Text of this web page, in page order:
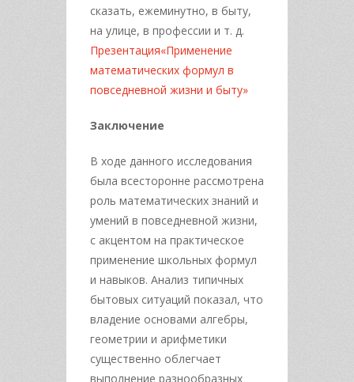
сказать, ежеминутно, в быту,
на улице, в профессии и т. д.
Презентация«Применение
математических формул в
повседневной жизни и быту»
Заключение
В ходе данного исследования
была всесторонне рассмотрена
роль математических знаний и
умений в повседневной жизни,
с акцентом на практическое
применение школьных формул
и навыков. Анализ типичных
бытовых ситуаций показал, что
владение основами алгебры,
геометрии и арифметики
существенно облегчает
выполнение разнообразных